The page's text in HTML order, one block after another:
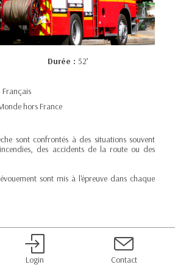
Durée : 52’
Français
hors France
sont confrontés à des situations souvent
des accidents de la route ou des
sont mis à l'épreuve dans chaque
Login Contact